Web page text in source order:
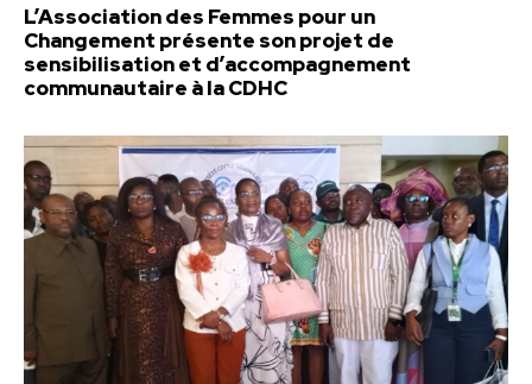
L’Association des Femmes pour un
Changement présente son projet de
sensibilisation et d’accompagnement
communautaire à la CDHC